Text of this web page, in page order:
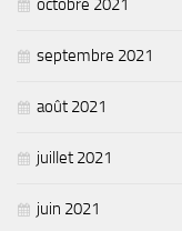
septembre 2021
août 2021
juillet 2021
juin 2021